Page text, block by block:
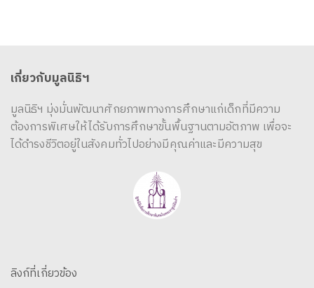
เกี่ยวกับมูลนิธิฯ
มูลนิธิฯ มุ่งมั่นพัฒนาศักยภาพทางการศึกษาแก่เด็กที่มีความ
ต้องการพิเศษให้ได้รับการศึกษาขั้นพื้นฐานตามอัตภาพ เพื่อจะ
ได้ดำรงชีวิตอยู่ในสังคมทั่วไปอย่างมีคุณค่าและมีความสุข
ลิงก์ที่เกี่ยวข้อง